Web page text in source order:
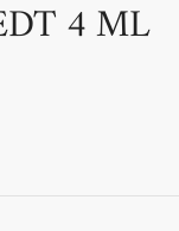
4 ML